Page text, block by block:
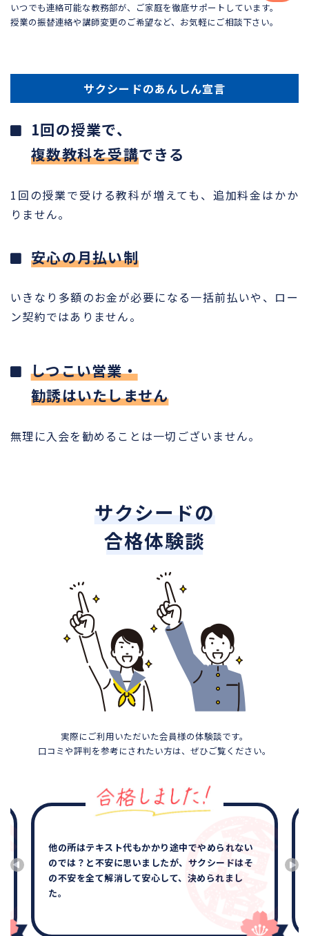
いつでも連絡可能な教務部が、ご家庭を徹底サポートしています。
授業の振替連絡や講師変更のご希望など、お気軽にご相談下さい。
サクシードのあんしん宣言
1回の授業で、
複数教科を受講できる
1回の授業で受ける教科が増えても、追加料金はかか
りません。
安心の月払い制
いきなり多額のお金が必要になる一括前払いや、ロー
ン契約ではありません。
しつこい営業・
勧誘はいたしません
無理に入会を勧めることは一切ございません。
サクシードの
合格体験談
実際にご利用いただいた会員様の体験談です。
口コミや評判を参考にされたい方は、ぜひご覧ください。
他の所はテキスト代もかかり途中でやめられない
のでは？と不安に思いましたが、サクシードはそ
の不安を全て解消して安心して、決められまし
た。